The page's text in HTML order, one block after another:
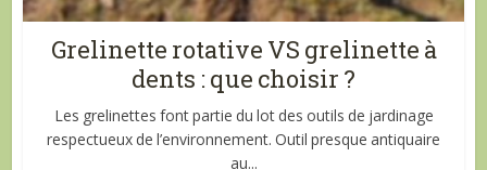
Grelinette rotative VS grelinette à
dents : que choisir ?
Les grelinettes font partie du lot des outils de jardinage
respectueux de l’environnement. Outil presque antiquaire
au...